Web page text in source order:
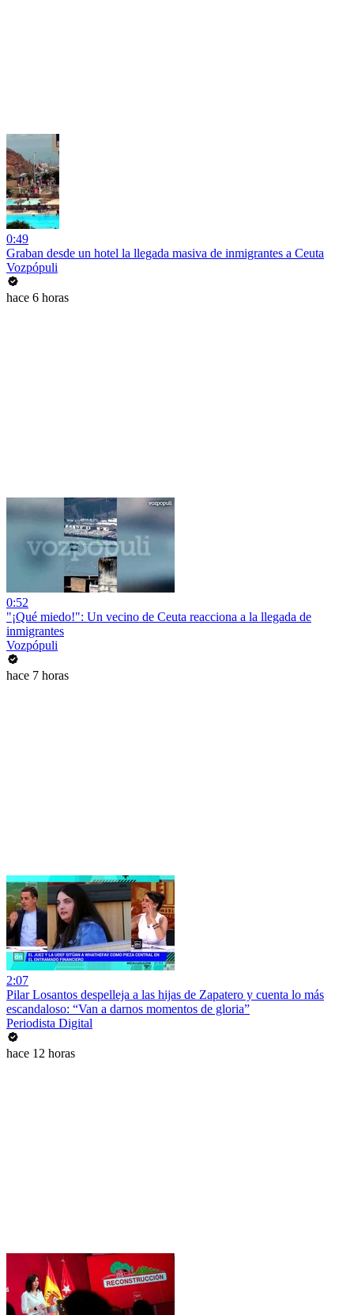
0:49
Graban desde un hotel la llegada masiva de inmigrantes a Ceuta
Vozpópuli
hace 6 horas
0:52
"¡Qué miedo!": Un vecino de Ceuta reacciona a la llegada de
inmigrantes
Vozpópuli
hace 7 horas
2:07
Pilar Losantos despelleja a las hijas de Zapatero y cuenta lo más
escandaloso: “Van a darnos momentos de gloria”
Periodista Digital
hace 12 horas